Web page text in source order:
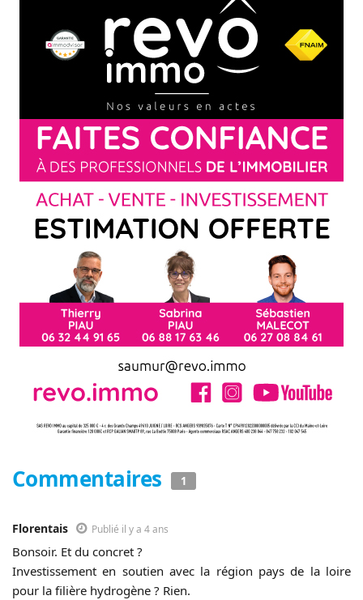
Commentaires 1
Florentais Publié il y a 4 ans
Bonsoir. Et du concret ?
Investissement en soutien avec la région pays de la loire
pour la filière hydrogène ? Rien.